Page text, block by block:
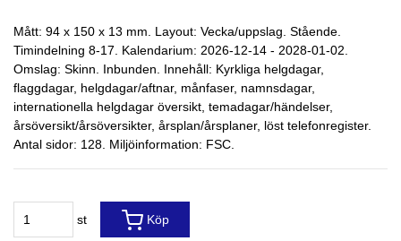
Mått: 94 x 150 x 13 mm. Layout: Vecka/uppslag. Stående.
Timindelning 8-17. Kalendarium: 2026-12-14 - 2028-01-02.
Omslag: Skinn. Inbunden. Innehåll: Kyrkliga helgdagar,
flaggdagar, helgdagar/aftnar, månfaser, namnsdagar,
internationella helgdagar översikt, temadagar/händelser,
årsöversikt/årsöversikter, årsplan/årsplaner, löst telefonregister.
Antal sidor: 128. Miljöinformation: FSC.
st Köp